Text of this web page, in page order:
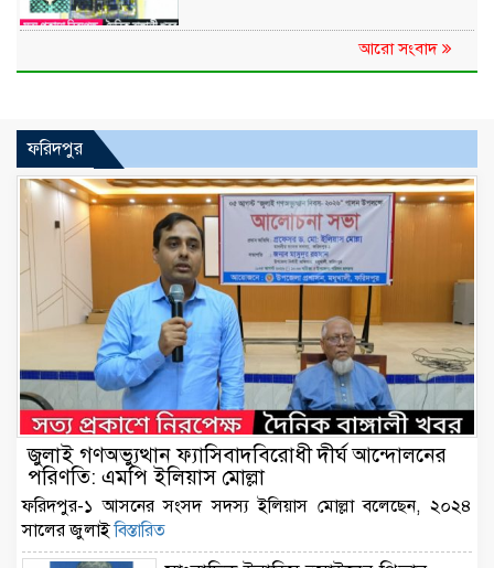
আরো সংবাদ
ফরিদপুর
জুলাই গণঅভ্যুত্থান ফ্যাসিবাদবিরোধী দীর্ঘ আন্দোলনের
পরিণতি: এমপি ইলিয়াস মোল্লা
ফরিদপুর-১ আসনের সংসদ সদস্য ইলিয়াস মোল্লা বলেছেন, ২০২৪
সালের জুলাইবিস্তারিত